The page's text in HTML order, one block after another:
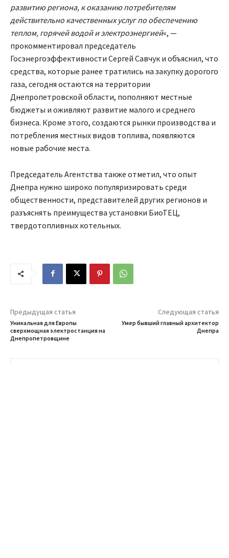
развитию региона, к оказанию потребителям
действительно качественных услуг по обеспечению
теплом, горячей водой и электроэнергией«, —
прокомментировал председатель
Госэнергоэффективности Сергей Савчук и объяснил, что
средства, которые ранее тратились на закупку дорогого
газа, сегодня остаются на территории
Днепропетровской области, пополняют местные
бюджеты и оживляют развитие малого и среднего
бизнеса. Кроме этого, создаются рынки производства и
потребления местных видов топлива, появляются
новые рабочие места.
Председатель Агентства также отметил, что опыт
Днепра нужно широко популяризировать среди
общественности, представителей других регионов и
разъяснять преимущества установки БиоТЕЦ,
твердотопливных котельных.
Предыдущая статья
Уникальная для Европы
сверхмощная электростанция на
Днепропетровщине
Следующая статья
Умер бывший главный архитектор
Днепра